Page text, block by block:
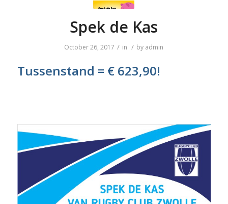
Spek de Kas
October 26, 2017 / in / by admin
Tussenstand = € 623,90!